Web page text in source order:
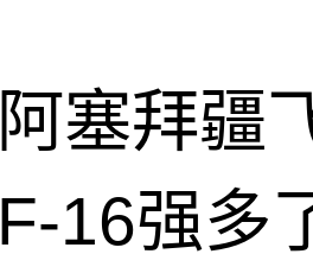
阿塞拜疆
F-16强多